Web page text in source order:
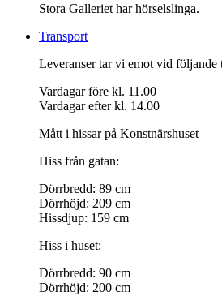
Stora Galleriet har hörselslinga.
Transport
Leveranser tar vi emot vid följande
Vardagar före kl. 11.00
Vardagar efter kl. 14.00
Mått i hissar på Konstnärshuset
Hiss från gatan:
Dörrbredd: 89 cm
Dörrhöjd: 209 cm
Hissdjup: 159 cm
Hiss i huset:
Dörrbredd: 90 cm
Dörrhöjd: 200 cm